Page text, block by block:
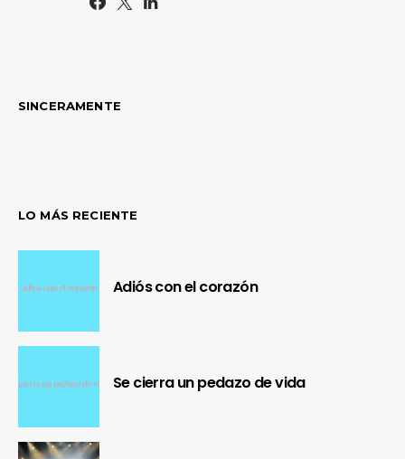
SINCERAMENTE
LO MÁS RECIENTE
Adiós con el corazón
Se cierra un pedazo de vida